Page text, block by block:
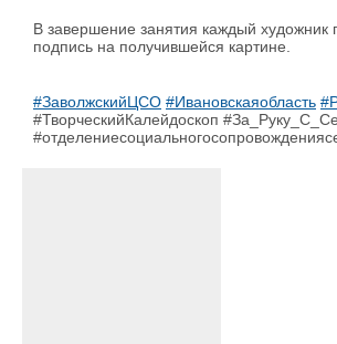
В завершение занятия каждый художник
подпись на получившейся картине.
#ЗаволжскийЦСО #Ивановскаяобласть
#ТворческийКалейдоскоп